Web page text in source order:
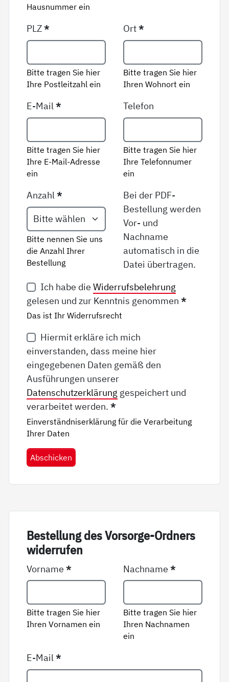
Hausnummer ein
PLZ*
Bitte tragen Sie hier
Ihre Postleitzahl ein
Ort*
Bitte tragen Sie hier
Ihren Wohnort ein
E-Mail*
Bitte tragen Sie hier
Ihre E-Mail-Adresse
ein
Telefon
Bitte tragen Sie hier
Ihre Telefonnumer
ein
Anzahl*
Bitte nennen Sie uns
die Anzahl Ihrer
Bestellung
Bei der PDF-
Bestellung werden
Vor- und
Nachname
automatisch in die
Datei übertragen.
Ich habe die Widerrufsbelehrung
gelesen und zur Kenntnis genommen*
Das ist Ihr Widerrufsrecht
Hiermit erkläre ich mich
einverstanden, dass meine hier
eingegebenen Daten gemäß den
Ausführungen unserer
Datenschutzerklärung gespeichert und
verarbeitet werden.*
Einverständniserklärung für die Verarbeitung
Ihrer Daten
Abschicken
Be­stel­lung des Vor­sor­ge-Ord­ners
wi­der­ru­fen
Vorname*
Bitte tragen Sie hier
Ihren Vornamen ein
Nachname*
Bitte tragen Sie hier
Ihren Nachnamen
ein
E-Mail*